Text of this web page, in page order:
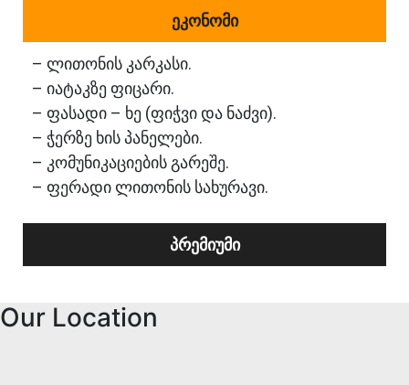
ეკონომი
– ლითონის კარკასი.
– იატაკზე ფიცარი.
– ფასადი – ხე (ფიჭვი და ნაძვი).
– ჭერზე ხის პანელები.
– კომუნიკაციების გარეშე.
– ფერადი ლითონის სახურავი.
პრემიუმი
Our Location